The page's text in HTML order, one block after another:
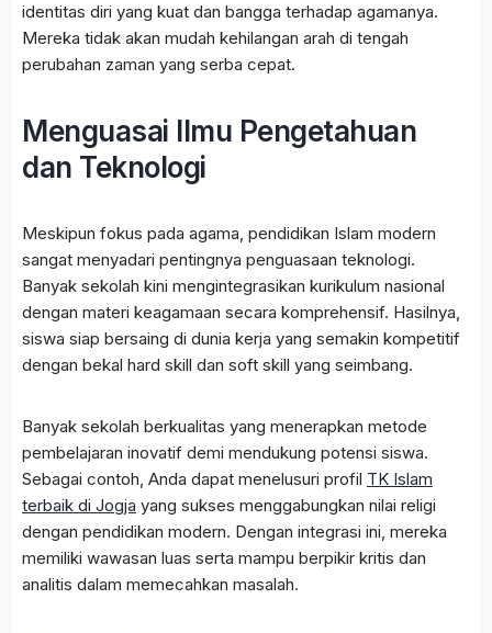
identitas diri yang kuat dan bangga terhadap agamanya.
Mereka tidak akan mudah kehilangan arah di tengah
perubahan zaman yang serba cepat.
Menguasai Ilmu Pengetahuan
dan Teknologi
Meskipun fokus pada agama, pendidikan Islam modern
sangat menyadari pentingnya penguasaan teknologi.
Banyak sekolah kini mengintegrasikan kurikulum nasional
dengan materi keagamaan secara komprehensif. Hasilnya,
siswa siap bersaing di dunia kerja yang semakin kompetitif
dengan bekal hard skill dan soft skill yang seimbang.
Banyak sekolah berkualitas yang menerapkan metode
pembelajaran inovatif demi mendukung potensi siswa.
Sebagai contoh, Anda dapat menelusuri profil TK Islam
terbaik di Jogja yang sukses menggabungkan nilai religi
dengan pendidikan modern. Dengan integrasi ini, mereka
memiliki wawasan luas serta mampu berpikir kritis dan
analitis dalam memecahkan masalah.